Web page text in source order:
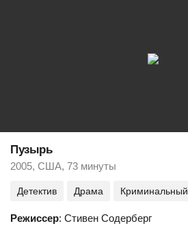
Пузырь
2005, США, 73 минуты
Детектив Драма Криминальный
Режиссер: Стивен Содерберг